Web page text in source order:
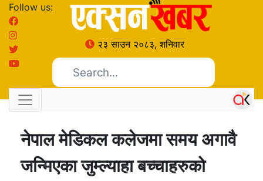
Follow us:
२३ साउन २०८३, शनिवार
नेपाल मेडिकल कलेजमा समय अगावै
जन्मिएका जुम्ल्याहा बच्चाहरुको